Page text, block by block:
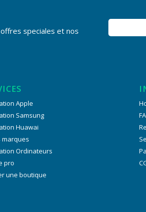
speciales et nos
Apple
Samsung
Huawai
marques
Ordinateurs
pro
une boutique